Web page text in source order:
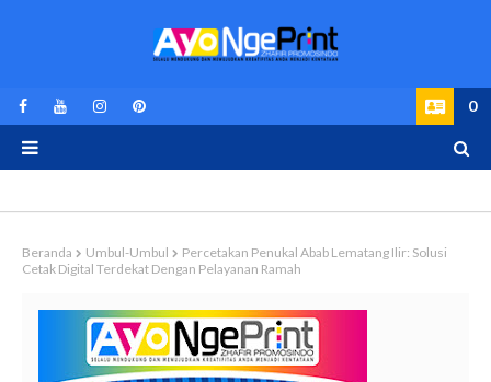
0
Beranda Umbul-Umbul
Percetakan Penukal Abab Lematang Ilir: Solusi
Cetak Digital Terdekat Dengan Pelayanan Ramah